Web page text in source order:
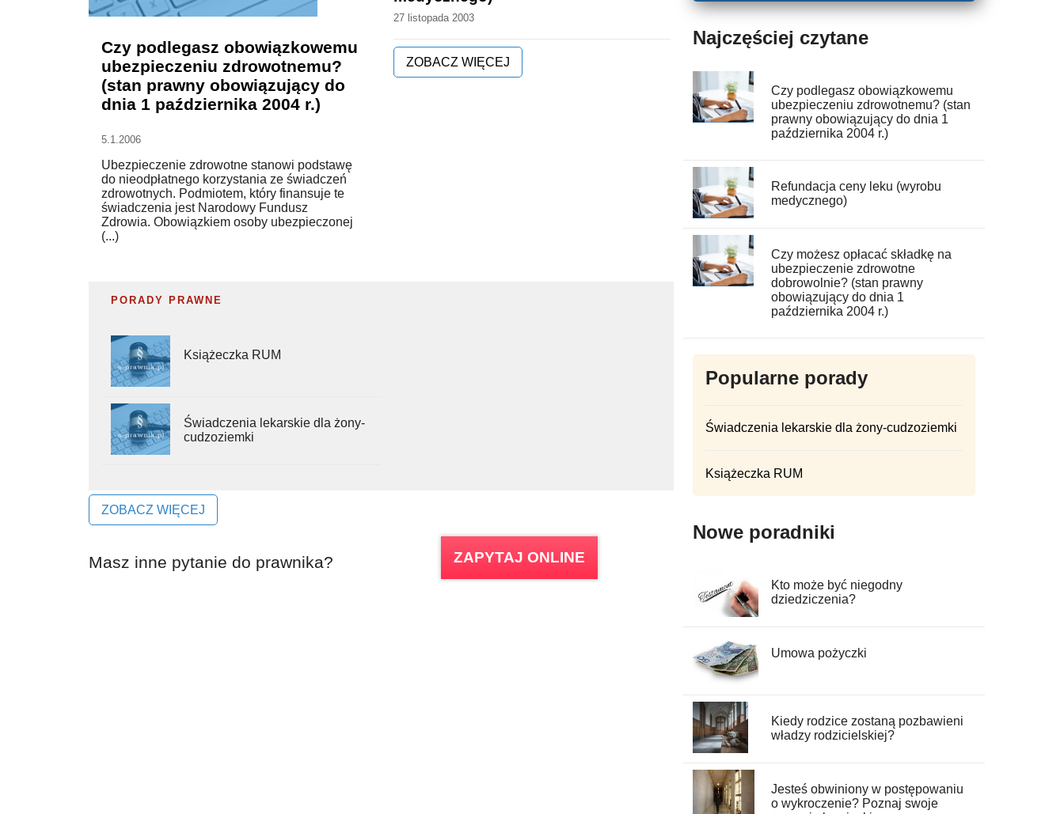
Czy podlegasz obowiązkowemu
ubezpieczeniu zdrowotnemu?
(stan prawny obowiązujący do
dnia 1 października 2004 r.)
5.1.2006
Ubezpieczenie zdrowotne stanowi podstawę
do nieodpłatnego korzystania ze świadczeń
zdrowotnych. Podmiotem, który finansuje te
świadczenia jest Narodowy Fundusz
Zdrowia. Obowiązkiem osoby ubezpieczonej
(...)
27 listopada 2003
ZOBACZ WIĘCEJ
PORADY PRAWNE
Książeczka RUM
Świadczenia lekarskie dla żony-
cudzoziemki
ZOBACZ WIĘCEJ
Masz inne pytanie do prawnika? ZAPYTAJ ONLINE
Najczęściej czytane
Czy podlegasz obowiązkowemu
ubezpieczeniu zdrowotnemu? (stan
prawny obowiązujący do dnia 1
października 2004 r.)
Refundacja ceny leku (wyrobu
medycznego)
Czy możesz opłacać składkę na
ubezpieczenie zdrowotne
dobrowolnie? (stan prawny
obowiązujący do dnia 1
października 2004 r.)
Popularne porady
Świadczenia lekarskie dla żony-cudzoziemki
Książeczka RUM
Nowe poradniki
Kto może być niegodny
dziedziczenia?
Umowa pożyczki
Kiedy rodzice zostaną pozbawieni
władzy rodzicielskiej?
Jesteś obwiniony w postępowaniu
o wykroczenie? Poznaj swoje